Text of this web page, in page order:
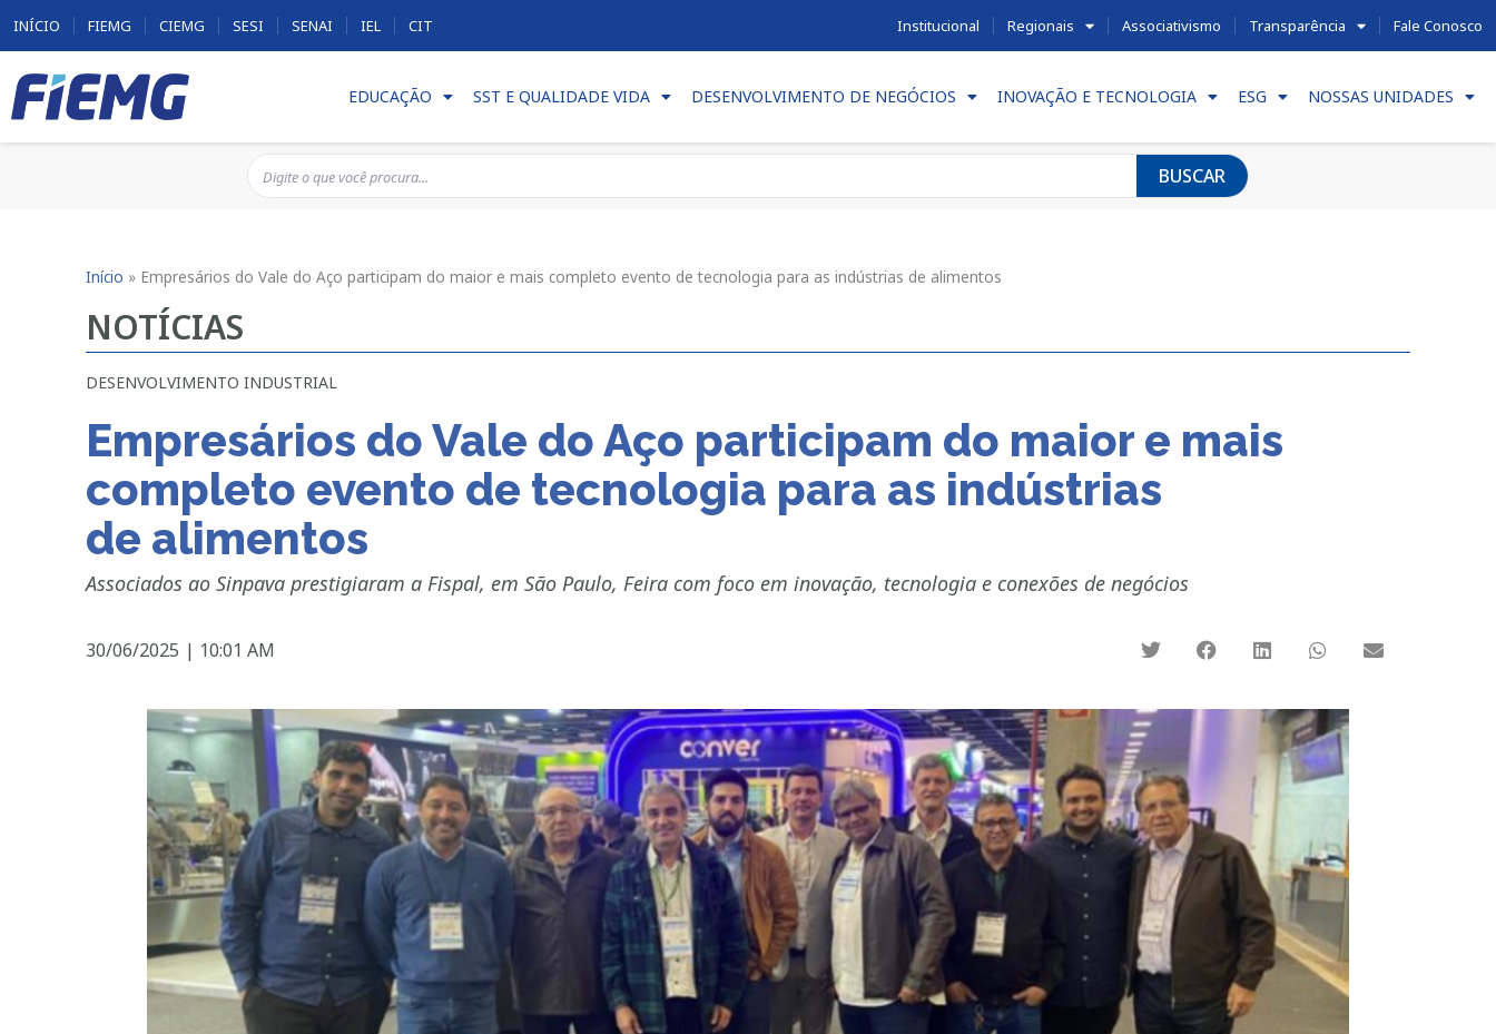
INÍCIO FIEMG CIEMG SESI SENAI IEL CIT Institucional Regionais Associativismo Transparência Fale Conosco
EDUCAÇÃO SST E QUALIDADE VIDA DESENVOLVIMENTO DE NEGÓCIOS INOVAÇÃO E TECNOLOGIA ESG NOSSAS UNIDADES
BUSCAR
Início » Empresários do Vale do Aço participam do maior e mais completo evento de tecnologia para as indústrias de alimentos
NOTÍCIAS
DESENVOLVIMENTO INDUSTRIAL
Empresários do Vale do Aço participam do maior e mais
completo evento de tecnologia para as indústrias
de alimentos
Associados ao Sinpava prestigiaram a Fispal, em São Paulo, Feira com foco em inovação, tecnologia e conexões de negócios
30/06/2025 | 10:01 AM